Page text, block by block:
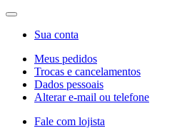
Sua conta
Meus pedidos
Trocas e cancelamentos
Dados pessoais
Alterar e-mail ou telefone
Fale com lojista